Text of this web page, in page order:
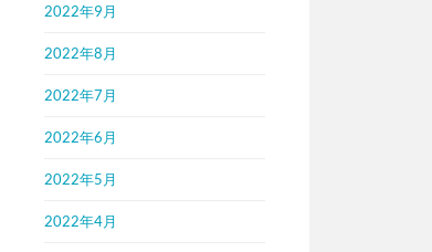
2022年9月
2022年8月
2022年7月
2022年6月
2022年5月
2022年4月